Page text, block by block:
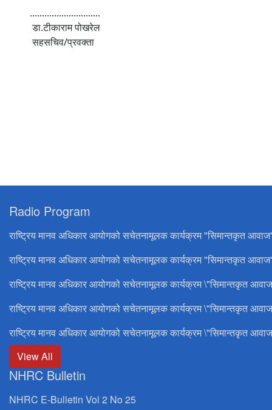
.............................
डा.टीकाराम पोखरेल
सहसचिव/प्रवक्ता
Radio Program
राष्ट्रिय मानव अधिकार आयोगको सचेतनामूलक कार्यक्रम "सिमान्तकृत
राष्ट्रिय मानव अधिकार आयोगको सचेतनामूलक कार्यक्रम "सिमान्तकृत
राष्ट्रिय मानव अधिकार आयोगको सचेतनामूलक कार्यक्रम \"सिमान्तकृत
राष्ट्रिय मानव अधिकार आयोगको सचेतनामूलक कार्यक्रम \"सिमान्तकृत
राष्ट्रिय मानव अधिकार आयोगको सचेतनामूलक कार्यक्रम \"सिमान्तकृत
View All
NHRC Bulletin
NHRC E-Bulletin Vol 2 No 25